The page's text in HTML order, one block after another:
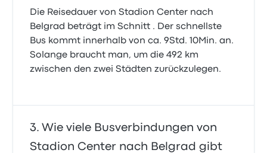
Die Reisedauer von Stadion Center nach
Belgrad beträgt im Schnitt . Der schnellste
Bus kommt innerhalb von ca. 9Std. 10Min. an.
Solange braucht man, um die 492 km
zwischen den zwei Städten zurückzulegen.
Wie viele Busverbindungen von
Stadion Center nach Belgrad gibt